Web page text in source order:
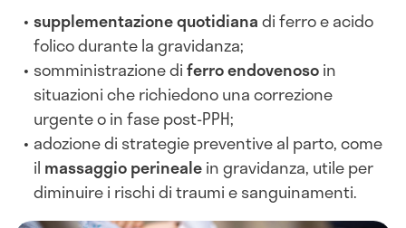
supplementazione quotidianadi ferro e acido
folico durante la gravidanza;
somministrazione diferro endovenosoin
situazioni che richiedono una correzione
urgente o in fase post-PPH;
adozione di strategie preventive al parto, come
il massaggio perinealein gravidanza, utile per
diminuire i rischi di traumi e sanguinamenti.